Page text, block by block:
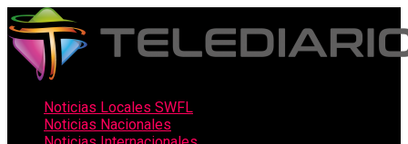
Noticias Locales SWFL
Noticias Nacionales